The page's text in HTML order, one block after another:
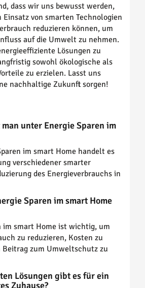
dass wir uns bewusst werden,
von smarten Technologien
reduzieren können, um
auf die Umwelt zu nehmen.
Lösungen zu
sowohl ökologische als
zu erzielen. Lasst uns
nachhaltige Zukunft sorgen!
man unter Energie Sparen im
im smart Home handelt es
verschiedener smarter
des Energieverbrauchs in
Sparen im smart Home
im smart Home ist wichtig, um
zu reduzieren, Kosten zu
Beitrag zum Umweltschutz zu
Lösungen gibt es für ein
Zuhause?